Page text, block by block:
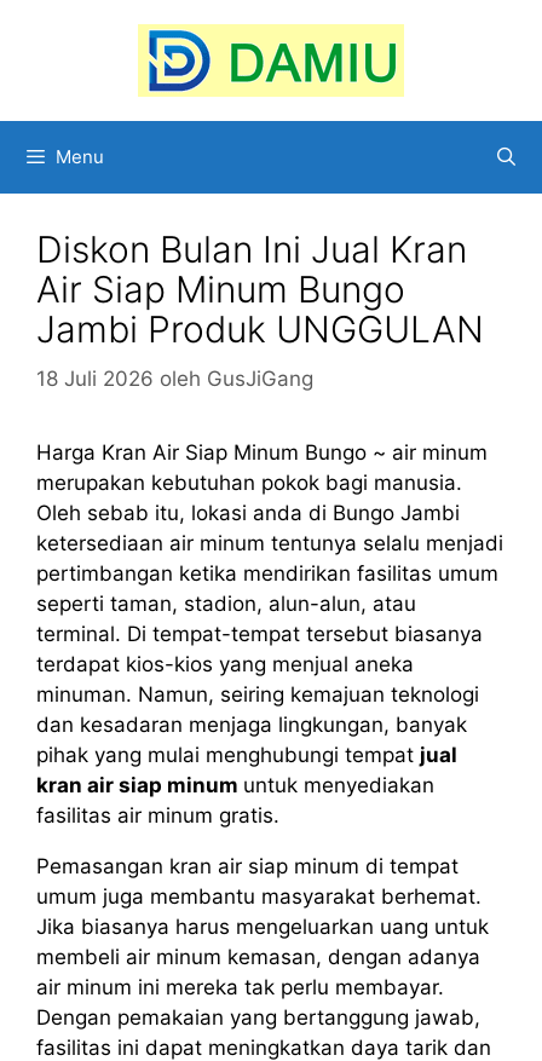
Menu
Diskon Bulan Ini Jual Kran
Air Siap Minum Bungo
Jambi Produk UNGGULAN
18 Juli 2026 oleh GusJiGang
Harga Kran Air Siap Minum Bungo ~ air minum
merupakan kebutuhan pokok bagi manusia.
Oleh sebab itu, lokasi anda di Bungo Jambi
ketersediaan air minum tentunya selalu menjadi
pertimbangan ketika mendirikan fasilitas umum
seperti taman, stadion, alun-alun, atau
terminal. Di tempat-tempat tersebut biasanya
terdapat kios-kios yang menjual aneka
minuman. Namun, seiring kemajuan teknologi
dan kesadaran menjaga lingkungan, banyak
pihak yang mulai menghubungi tempat jual
kran air siap minum untuk menyediakan
fasilitas air minum gratis.
Pemasangan kran air siap minum di tempat
umum juga membantu masyarakat berhemat.
Jika biasanya harus mengeluarkan uang untuk
membeli air minum kemasan, dengan adanya
air minum ini mereka tak perlu membayar.
Dengan pemakaian yang bertanggung jawab,
fasilitas ini dapat meningkatkan daya tarik dan